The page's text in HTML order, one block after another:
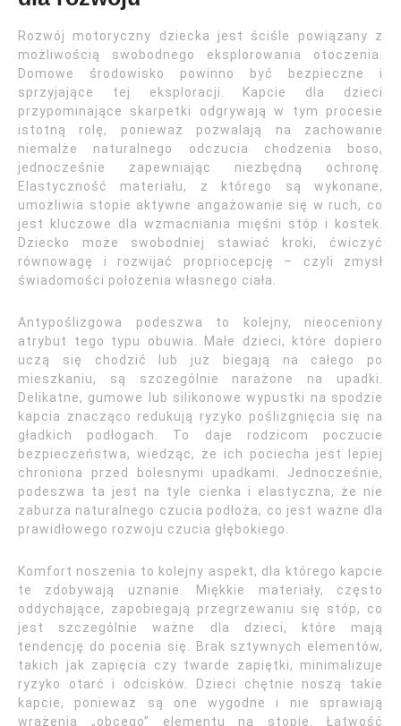
Rozwój motoryczny dziecka jest ściśle powiązany z
możliwością swobodnego eksplorowania otoczenia.
Domowe środowisko powinno być bezpieczne i
sprzyjające tej eksploracji. Kapcie dla dzieci
przypominające skarpetki odgrywają w tym procesie
istotną rolę, ponieważ pozwalają na zachowanie
niemalże naturalnego odczucia chodzenia boso,
jednocześnie zapewniając niezbędną ochronę.
Elastyczność materiału, z którego są wykonane,
umożliwia stopie aktywne angażowanie się w ruch, co
jest kluczowe dla wzmacniania mięśni stóp i kostek.
Dziecko może swobodniej stawiać kroki, ćwiczyć
równowagę i rozwijać propriocepcję – czyli zmysł
świadomości położenia własnego ciała.
Antypoślizgowa podeszwa to kolejny, nieoceniony
atrybut tego typu obuwia. Małe dzieci, które dopiero
uczą się chodzić lub już biegają na całego po
mieszkaniu, są szczególnie narażone na upadki.
Delikatne, gumowe lub silikonowe wypustki na spodzie
kapcia znacząco redukują ryzyko poślizgnięcia się na
gładkich podłogach. To daje rodzicom poczucie
bezpieczeństwa, wiedząc, że ich pociecha jest lepiej
chroniona przed bolesnymi upadkami. Jednocześnie,
podeszwa ta jest na tyle cienka i elastyczna, że nie
zaburza naturalnego czucia podłoża, co jest ważne dla
prawidłowego rozwoju czucia głębokiego.
Komfort noszenia to kolejny aspekt, dla którego kapcie
te zdobywają uznanie. Miękkie materiały, często
oddychające, zapobiegają przegrzewaniu się stóp, co
jest szczególnie ważne dla dzieci, które mają
tendencję do pocenia się. Brak sztywnych elementów,
takich jak zapięcia czy twarde zapiętki, minimalizuje
ryzyko otarć i odcisków. Dzieci chętnie noszą takie
kapcie, ponieważ są one wygodne i nie sprawiają
wrażenia „obcego” elementu na stopie. Łatwość